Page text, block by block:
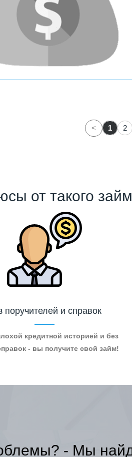
< 1 2
от такого
поручителей и справок
кредитной историей и без
- вы получите свой займ!
- Мы